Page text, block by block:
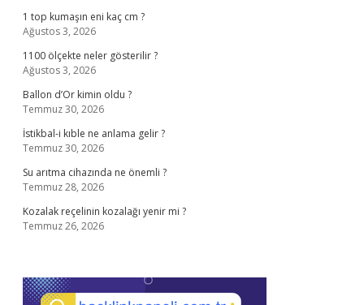
1 top kumaşın eni kaç cm ?
Ağustos 3, 2026
1100 ölçekte neler gösterilir ?
Ağustos 3, 2026
Ballon d’Or kimin oldu ?
Temmuz 30, 2026
İstikbal-i kıble ne anlama gelir ?
Temmuz 30, 2026
Su arıtma cihazında ne önemli ?
Temmuz 28, 2026
Kozalak reçelinin kozalağı yenir mi ?
Temmuz 26, 2026